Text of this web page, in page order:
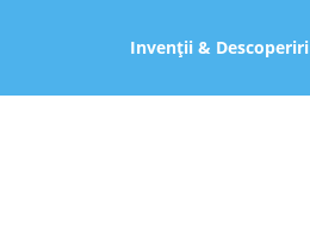
Invenții & Descoperiri